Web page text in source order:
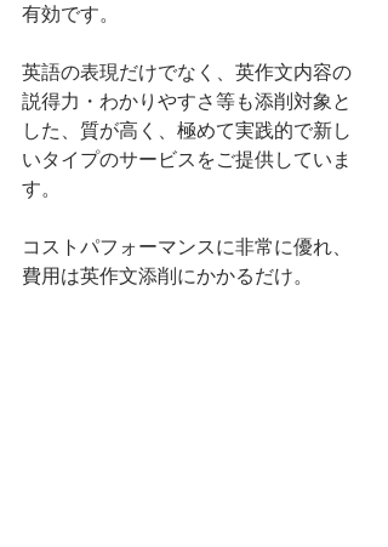
有効です。
英語の表現だけでなく、英作文内容の
説得力・わかりやすさ等も添削対象と
した、質が高く、極めて実践的で新し
いタイプのサービスをご提供していま
す。
コストパフォーマンスに非常に優れ、
費用は英作文添削にかかるだけ。